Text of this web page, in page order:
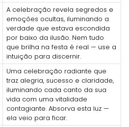
A celebração revela segredos e
emoções ocultas, iluminando a
verdade que estava escondida
por baixo da ilusão. Nem tudo
que brilha na festa é real — use a
intuição para discernir.
Uma celebração radiante que
traz alegria, sucesso e claridade,
iluminando cada canto da sua
vida com uma vitalidade
contagiante. Absorva esta luz —
ela veio para ficar.